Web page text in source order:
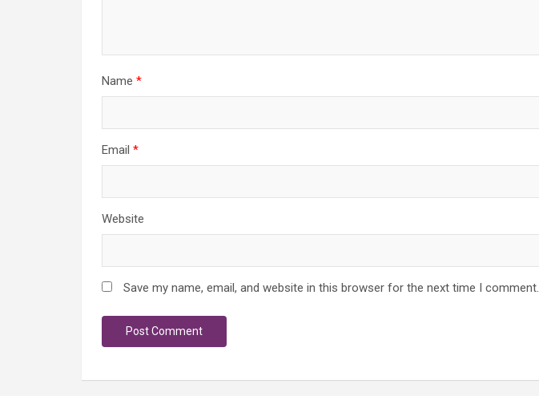
Name *
Email *
Website
Save my name, email, and website in this browser for the next time I comment.